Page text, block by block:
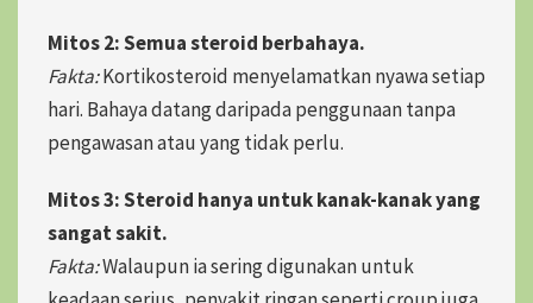
Mitos 2: Semua steroid berbahaya.
Fakta:Kortikosteroid menyelamatkan nyawa setiap
hari. Bahaya datang daripada penggunaan tanpa
pengawasan atau yang tidak perlu.
Mitos 3: Steroid hanya untuk kanak-kanak yang
sangat sakit.
Fakta:Walaupun ia sering digunakan untuk